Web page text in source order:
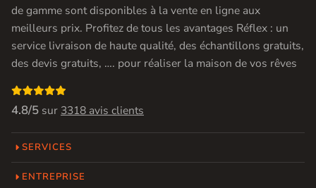
de gamme sont disponibles à la vente en ligne aux
meilleurs prix. Profitez de tous les avantages Réflex : un
service livraison de haute qualité, des échantillons gratuits,
des devis gratuits, …. pour réaliser la maison de vos rêves

4.8/5 sur 3318 avis clients
SERVICES
ENTREPRISE